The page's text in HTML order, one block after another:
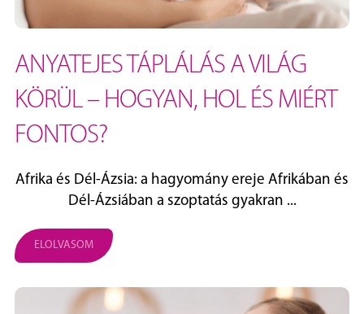
ANYATEJES TÁPLÁLÁS A VILÁG
KÖRÜL – HOGYAN, HOL ÉS MIÉRT
FONTOS?
Afrika és Dél‑Ázsia: a hagyomány ereje Afrikában és
Dél‑Ázsiában a szoptatás gyakran ...
ELOLVASOM